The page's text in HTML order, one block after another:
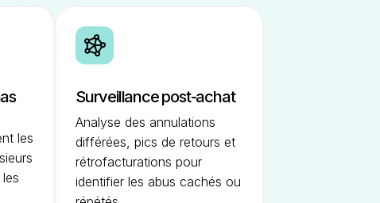
les
Surveillance post-achat
Analyse des annulations
différées, pics de retours et
rétrofacturations pour
identifier les abus cachés ou